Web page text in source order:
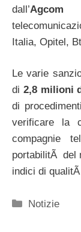
dall’Agcom
Italia, Opitel,
Le varie
di 2,8 milioni
di
verificare la
compagnie
portabilitÃ del
indici di
Categorie
Notizie